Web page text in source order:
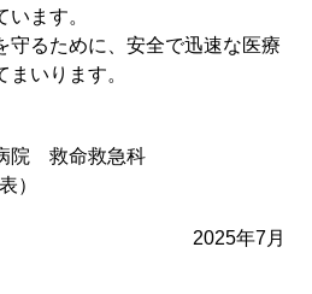
ます。
守るために、安全で迅速な医療
いります。
院 救命救急科
）
2025年7月